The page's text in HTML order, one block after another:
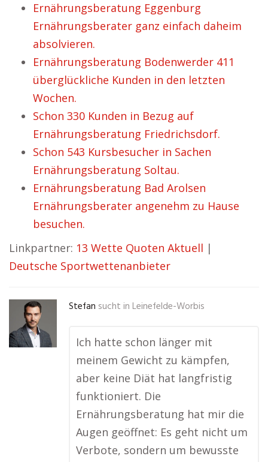
Ernährungsberatung Eggenburg
Ernährungsberater ganz einfach daheim
absolvieren.
Ernährungsberatung Bodenwerder 411
überglückliche Kunden in den letzten
Wochen.
Schon 330 Kunden in Bezug auf
Ernährungsberatung Friedrichsdorf.
Schon 543 Kursbesucher in Sachen
Ernährungsberatung Soltau.
Ernährungsberatung Bad Arolsen
Ernährungsberater angenehm zu Hause
besuchen.
Linkpartner: 13 Wette Quoten Aktuell |
Deutsche Sportwettenanbieter
Stefan sucht in Leinefelde-Worbis
Ich hatte schon länger mit
meinem Gewicht zu kämpfen,
aber keine Diät hat langfristig
funktioniert. Die
Ernährungsberatung hat mir die
Augen geöffnet: Es geht nicht um
Verbote, sondern um bewusste